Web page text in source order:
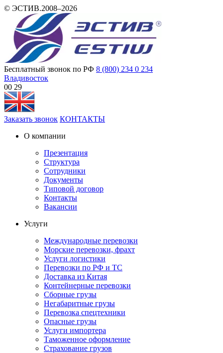
© ЭСТИВ.2008–2026
Бесплатный звонок по РФ 8 (800) 234 0 234
Владивосток
00:29
Заказать звонок КОНТАКТЫ
О компании
Презентация
Структура
Сотрудники
Документы
Типовой договор
Контакты
Вакансии
Услуги
Международные перевозки
Морские перевозки, фрахт
Услуги логистики
Перевозки по РФ и ТС
Доставка из Китая
Контейнерные перевозки
Сборные грузы
Негабаритные грузы
Перевозка спецтехники
Опасные грузы
Услуги импортера
Таможенное оформление
Страхование грузов